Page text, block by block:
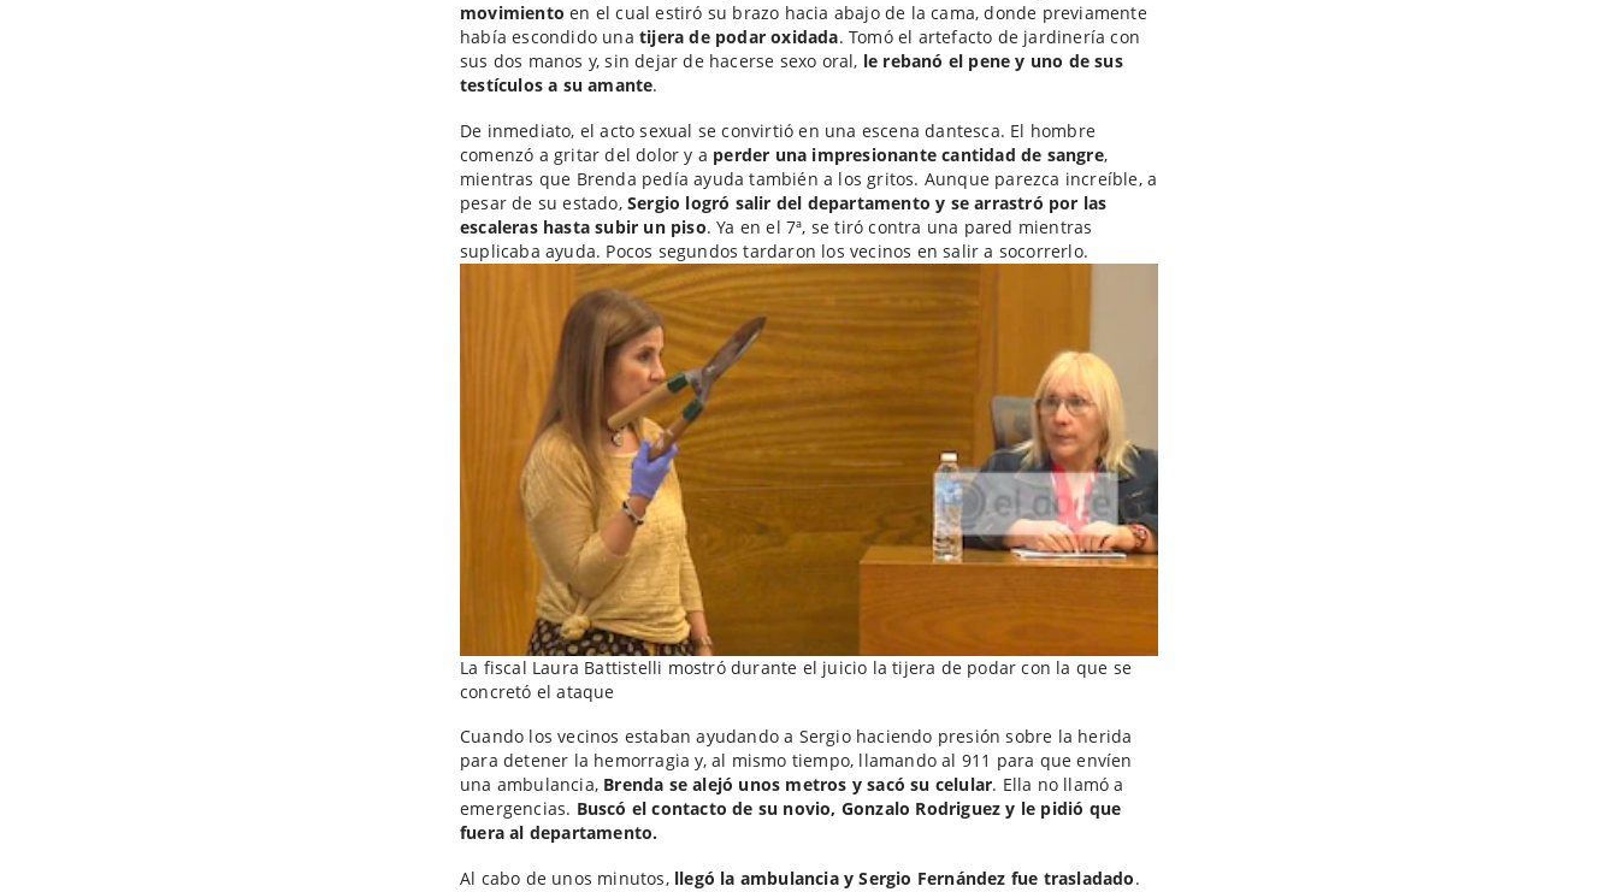
movimiento en el cual estiró su brazo hacia abajo de la cama, donde previamente
había escondido una tijera de podar oxidada. Tomó el artefacto de jardinería con
sus dos manos y, sin dejar de hacerse sexo oral, le rebanó el pene y uno de sus
testículos a su amante.
De inmediato, el acto sexual se convirtió en una escena dantesca. El hombre
comenzó a gritar del dolor y a perder una impresionante cantidad de sangre,
mientras que Brenda pedía ayuda también a los gritos. Aunque parezca increíble, a
pesar de su estado, Sergio logró salir del departamento y se arrastró por las
escaleras hasta subir un piso. Ya en el 7ª, se tiró contra una pared mientras
suplicaba ayuda. Pocos segundos tardaron los vecinos en salir a socorrerlo.
La fiscal Laura Battistelli mostró durante el juicio la tijera de podar con la que se
concretó el ataque
Cuando los vecinos estaban ayudando a Sergio haciendo presión sobre la herida
para detener la hemorragia y, al mismo tiempo, llamando al 911 para que envíen
una ambulancia, Brenda se alejó unos metros y sacó su celular. Ella no llamó a
emergencias. Buscó el contacto de su novio, Gonzalo Rodriguez y le pidió que
fuera al departamento.
Al cabo de unos minutos, llegó la ambulancia y Sergio Fernández fue trasladado.